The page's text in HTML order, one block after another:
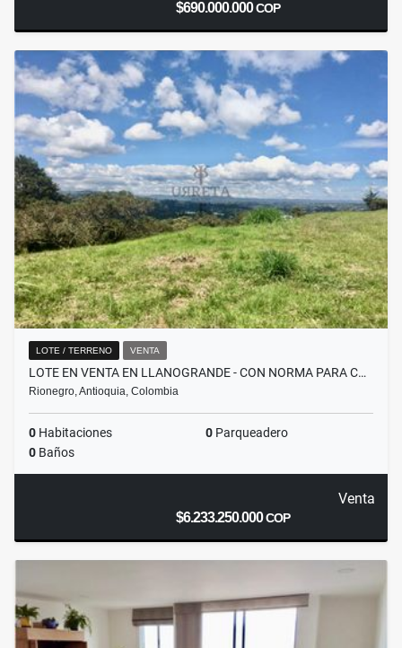
$690.000.000COP
LOTE / TERRENO VENTA
LOTE EN VENTA EN LLANOGRANDE - CON NORMA PARA C…
Rionegro, Antioquia, Colombia
0 Habitaciones 0 Parqueadero
0 Baños
Venta
$6.233.250.000COP